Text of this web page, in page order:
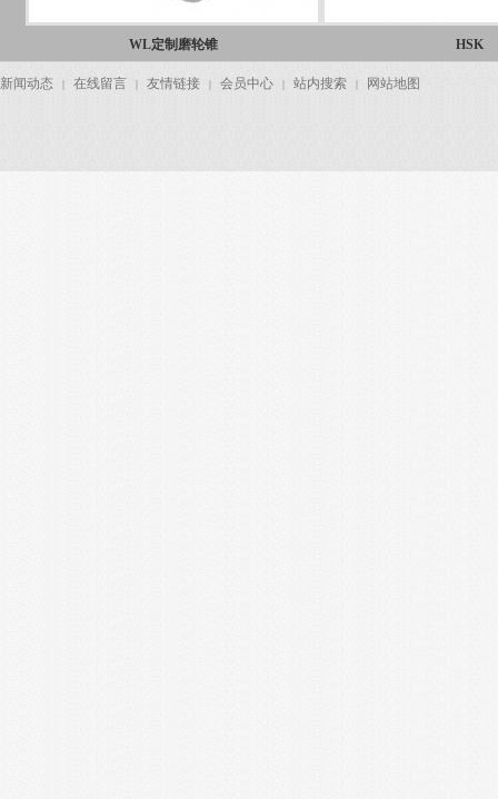
WL定制磨轮锥 HSK
新闻动态 | 在线留言 | 友情链接 | 会员中心 | 站内搜索 | 网站地图